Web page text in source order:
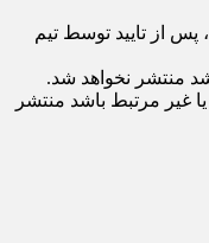
از تایید توسط تیم
منتشر نخواهد شد.
غیر مرتبط باشد منتشر